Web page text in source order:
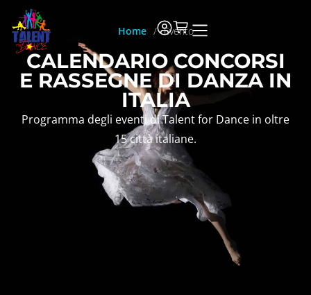
Home / Evento
CALENDARIO CONCORSI
E RASSEGNE DI DANZA IN
ITALIA
Programma degli eventi di Talent for Dance in oltre
15 città italiane.